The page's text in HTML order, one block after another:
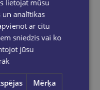
“ECOS – Escuela
lietojat mūsu
un analītikas
ar citu
sniedzis vai ko
jūsu
Mērķa